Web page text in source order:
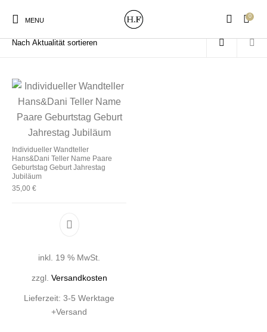
MENU
0
New Products On Sale!
Gutscheine Kissen
Poster&Notizbücher
Start / Produkte verschlagwortet mit „Hochzeit“
Individueller Wandteller
Hans&Dani Teller Name Paare
Geburtstag Geburt Jahrestag
Jubiläum
35,00 €
inkl. 19 % MwSt.
zzgl. Versandkosten
Lieferzeit: 3-5 Werktage
+Versand